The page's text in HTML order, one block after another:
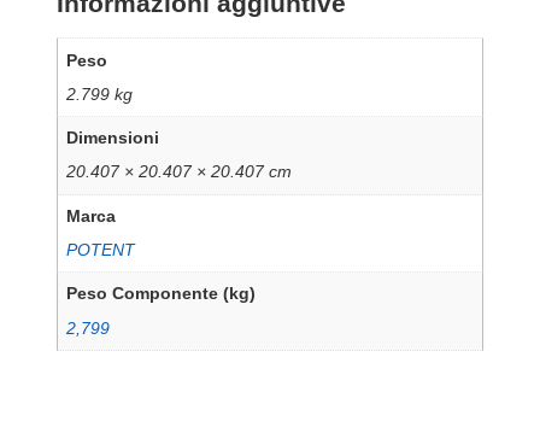
Peso
2.799 kg
Dimensioni
20.407 × 20.407 × 20.407 cm
Marca
POTENT
Peso Componente (kg)
2,799